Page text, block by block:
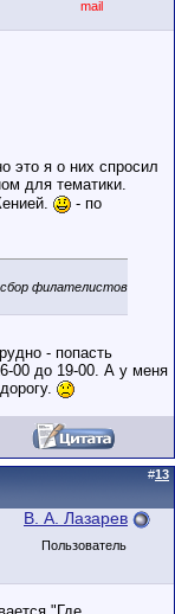
mail
это я о них спросил
для тематики.
- по
филателистов
- попасть
00 до 19-00. А у меня
#13
В. А. Лазарев
Пользователь